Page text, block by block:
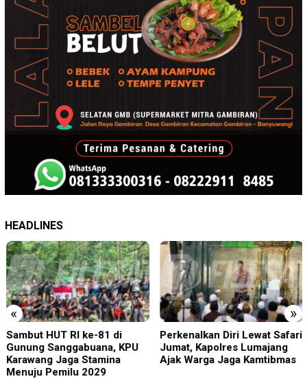
HEADLINES
« »
Sambut HUT RI ke-81 di
Gunung Sanggabuana, KPU
Karawang Jaga Stamina
Menuju Pemilu 2029
Perkenalkan Diri Lewat Safari
Jumat, Kapolres Lumajang
Ajak Warga Jaga Kamtibmas